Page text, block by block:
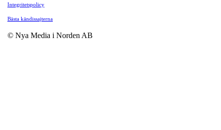
Integritetspolicy
Bästa kändissajterna
© Nya Media i Norden AB